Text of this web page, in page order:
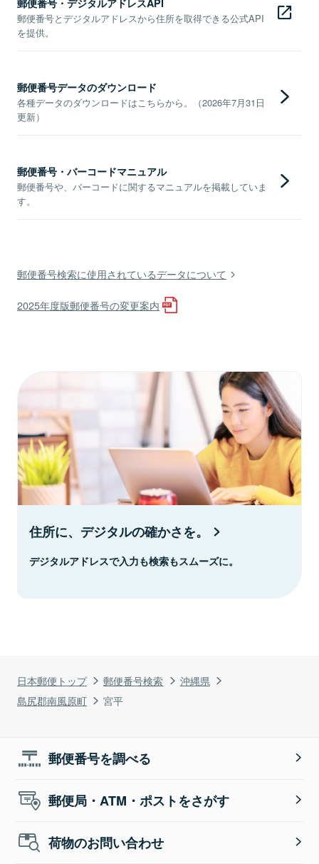
日本郵便トップ 郵便番号検索
沖縄県
島尻郡南風原町
宮平
郵便番号・デジタルアドレスAPI
郵便番号とデジタルアドレスから住所を取得できる公式API
を提供。
郵便番号データのダウンロード
各種データのダウンロードはこちらから。（2026年7月31日
更新）
郵便番号・バーコードマニュアル
郵便番号や、バーコードに関するマニュアルを掲載していま
す。
郵便番号検索に使用されているデータについて
2025年度版郵便番号の変更案内
住所に、デジタルの確かさを。
デジタルアドレスで入力も検索もスムーズに。
郵便番号を調べる
郵便局・ATM・ポストをさがす
荷物のお問い合わせ